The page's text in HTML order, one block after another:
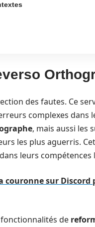
des fautes. Ce
complexes dans
, mais aussi les
les plus aguerris.
leurs compétences
couronne sur Discord
de